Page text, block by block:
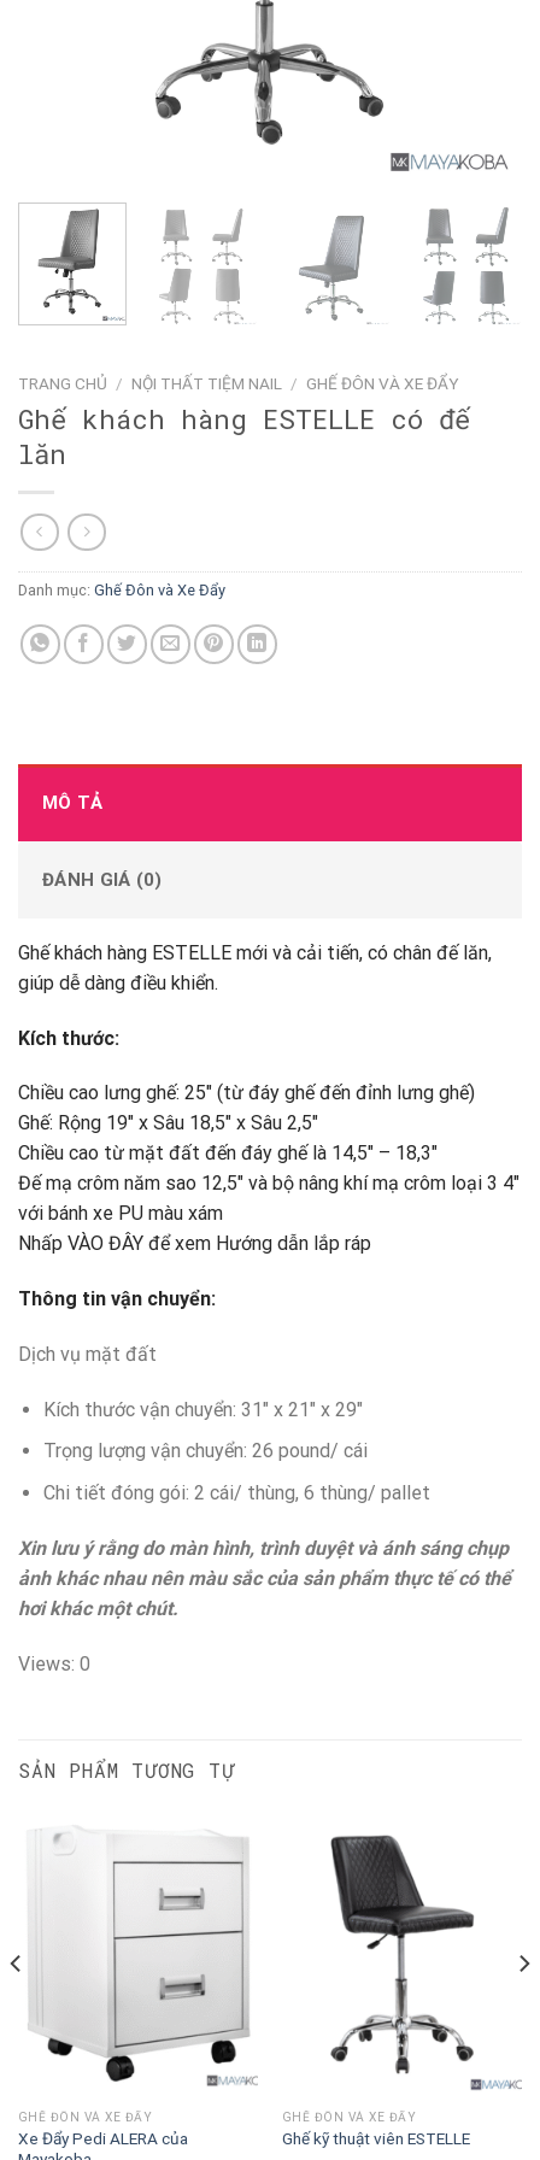
TRANG CHỦ / NỘI THẤT TIỆM NAIL / GHẾ ĐÔN VÀ XE ĐẨY
Ghế khách hàng ESTELLE có đế
lăn
Danh mục: Ghế Đôn và Xe Đẩy
MÔ TẢ
ĐÁNH GIÁ (0)
Ghế khách hàng ESTELLE mới và cải tiến, có chân đế lăn,
giúp dễ dàng điều khiển.
Kích thước:
Chiều cao lưng ghế: 25″ (từ đáy ghế đến đỉnh lưng ghế)
Ghế: Rộng 19″ x Sâu 18,5″ x Sâu 2,5″
Chiều cao từ mặt đất đến đáy ghế là 14,5″ – 18,3″
Đế mạ crôm năm sao 12,5″ và bộ nâng khí mạ crôm loại 3 4″
với bánh xe PU màu xám
Nhấp VÀO ĐÂY để xem Hướng dẫn lắp ráp
Thông tin vận chuyển:
Dịch vụ mặt đất
Kích thước vận chuyển: 31″ x 21″ x 29″
Trọng lượng vận chuyển: 26 pound/ cái
Chi tiết đóng gói: 2 cái/ thùng, 6 thùng/ pallet
Xin lưu ý rằng do màn hình, trình duyệt và ánh sáng chụp
ảnh khác nhau nên màu sắc của sản phẩm thực tế có thể
hơi khác một chút.
Views: 0
SẢN PHẨM TƯƠNG TỰ
GHẾ ĐÔN VÀ XE ĐẨY
Xe Đẩy Pedi ALERA của
GHẾ ĐÔN VÀ XE ĐẨY
Ghế kỹ thuật viên ESTELLE